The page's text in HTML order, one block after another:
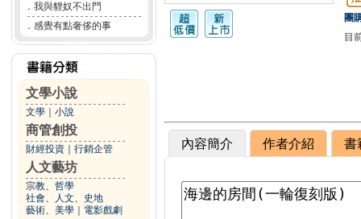
． 我與貍奴不出門
． 感覺有點奢侈的事
文學小說
文學 小說
商管創投
財經投資 行銷企管
人文藝坊
宗教、哲學
社會、人文、史地
藝術、美學
電影戲劇
團
目
內容簡介 作者介紹 書